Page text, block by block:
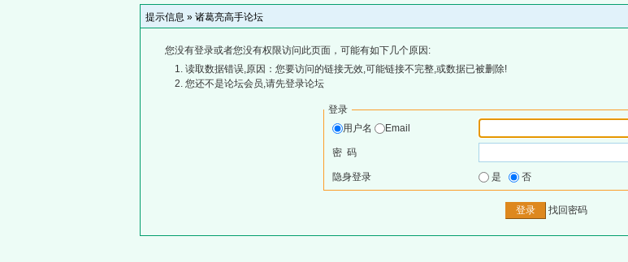
提示信息 » 诸葛亮高手论坛
您没有登录或者您没有权限访问此页面，可能有如下几个原因:
读取数据错误,原因：您要访问的链接无效,可能链接不完整,或数据已被删除!
您还不是论坛会员,请先登录论坛
登录
用户名
Email
密 码
隐身登录 是 否
找回密码